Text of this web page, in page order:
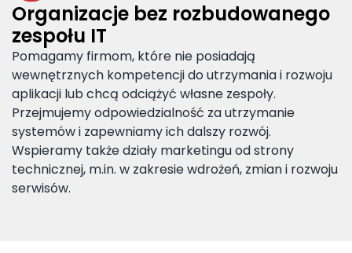
Organizacje bez rozbudowanego
zespołu IT
Pomagamy firmom, które nie posiadają
wewnętrznych kompetencji do utrzymania i rozwoju
aplikacji lub chcą odciążyć własne zespoły.
Przejmujemy odpowiedzialność za utrzymanie
systemów i zapewniamy ich dalszy rozwój.
Wspieramy także działy marketingu od strony
technicznej, m.in. w zakresie wdrożeń, zmian i rozwoju
serwisów.